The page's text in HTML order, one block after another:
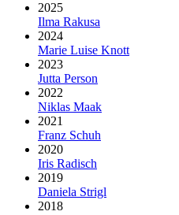
2025
Ilma Rakusa
2024
Marie Luise Knott
2023
Jutta Person
2022
Niklas Maak
2021
Franz Schuh
2020
Iris Radisch
2019
Daniela Strigl
2018